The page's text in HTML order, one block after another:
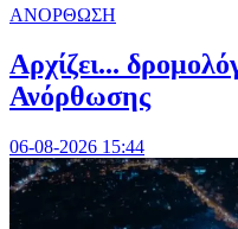
ΑΝΟΡΘΩΣΗ
Αρχίζει...
Ανόρθωσης
06-08-2026 15:44